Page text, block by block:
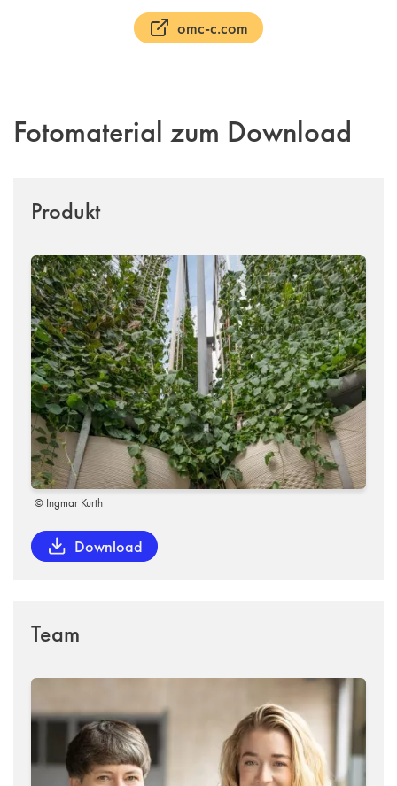
omc-c.com
Fotomaterial zum Download
Produkt
© Ingmar Kurth
Download
Team